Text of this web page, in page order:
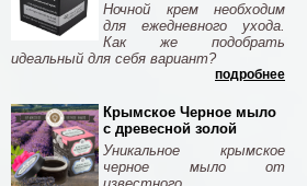
Ночной крем необходим
для ежедневного ухода.
Как же подобрать
идеальный для себя вариант?
подробнее
Крымское Черное мыло
с древесной золой
Уникальное крымское
черное мыло от